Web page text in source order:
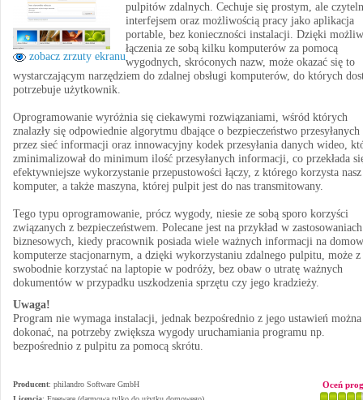
zobacz zrzuty ekranu
pulpitów zdalnych. Cechuje się prostym, ale
interfejsem oraz możliwością pracy jako aplikacja
portable, bez konieczności instalacji. Dzięki
łączenia ze sobą kilku komputerów za pomocą
wygodnych, skróconych nazw, może okazać się to
wystarczającym narzędziem do zdalnej obsługi komputerów, do których
potrzebuje użytkownik.
Oprogramowanie wyróżnia się ciekawymi rozwiązaniami, wśród których
znalazły się odpowiednie algorytmu dbające o bezpieczeństwo przesyłanych
przez sieć informacji oraz innowacyjny kodek przesyłania danych wideo,
zminimalizował do minimum ilość przesyłanych informacji, co przekłada
efektywniejsze wykorzystanie przepustowości łączy, z którego korzysta nasz
komputer, a także maszyna, której pulpit jest do nas transmitowany.
Tego typu oprogramowanie, prócz wygody, niesie ze sobą sporo korzyści
związanych z bezpieczeństwem. Polecane jest na przykład w zastosowaniach
biznesowych, kiedy pracownik posiada wiele ważnych informacji na
komputerze stacjonarnym, a dzięki wykorzystaniu zdalnego pulpitu, może
swobodnie korzystać na laptopie w podróży, bez obaw o utratę ważnych
dokumentów w przypadku uszkodzenia sprzętu czy jego kradzieży.
Uwaga!
Program nie wymaga instalacji, jednak bezpośrednio z jego ustawień
dokonać, na potrzeby zwiększa wygody uruchamiania programu np.
bezpośrednio z pulpitu za pomocą skrótu.
Producent: philandro Software GmbH
Oceń